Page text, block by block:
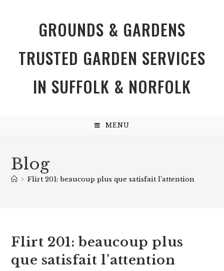
GROUNDS & GARDENS
TRUSTED GARDEN SERVICES
IN SUFFOLK & NORFOLK
MENU
Blog
> Flirt 201: beaucoup plus que satisfait l’attention
Flirt 201: beaucoup plus
que satisfait l’attention